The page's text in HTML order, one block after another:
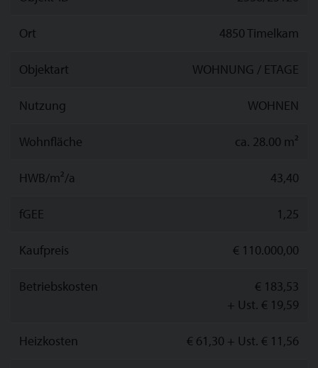
Ort 4850 Timelkam
Objektart WOHNUNG / ETAGE
Nutzung WOHNEN
Wohnfläche ca. 28.00 m²
HWB/m²/a 43,40
fGEE 1,25
Kaufpreis € 110.000,00
Betriebskosten
€ 183,53
+ Ust. € 19,59
Heizkosten € 61,30 + Ust. € 11,56